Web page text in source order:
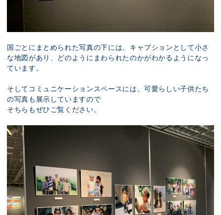
国ごとにまとめられた写真の下には、キャプションとして小さ
な地図があり、どのようにまわられたのかがわかるようになっ
ています。
そしてコミュニケーションスペースには、可愛らしい子供たち
の写真も展示していますので
そちらもぜひご覧ください。